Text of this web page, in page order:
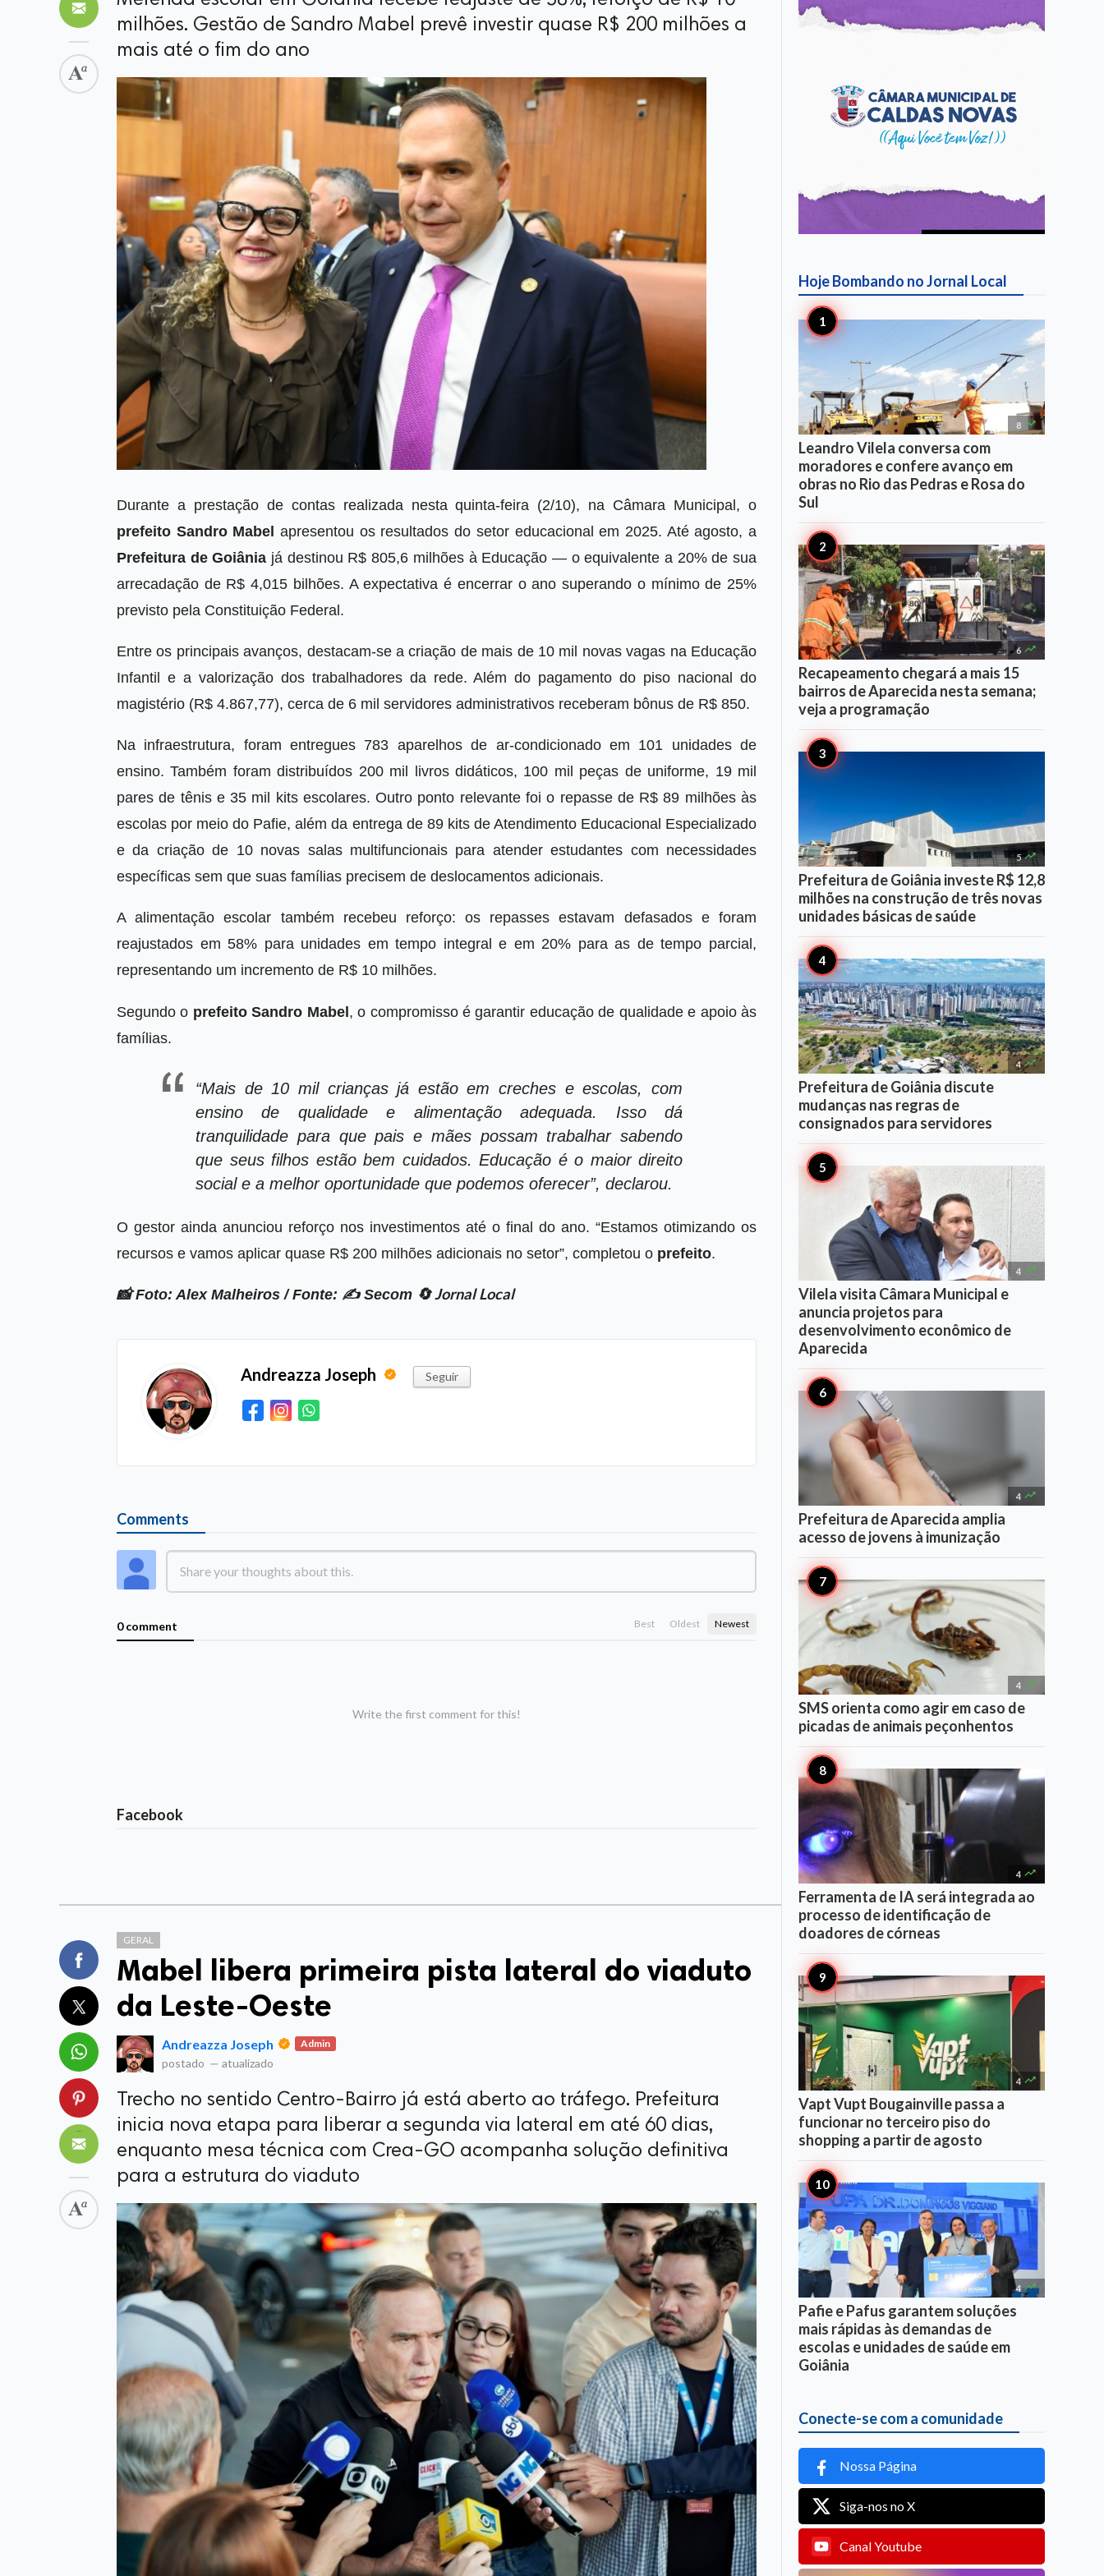
milhões. Gestão de Sandro Mabel prevê investir quase R$ 200 milhões a
mais até o fim do ano
Durante a prestação de contas realizada nesta quinta-feira (2/10), na Câmara Municipal, o
prefeito Sandro Mabel apresentou os resultados do setor educacional em 2025. Até agosto, a
Prefeitura de Goiânia já destinou R$ 805,6 milhões à Educação — o equivalente a 20% de sua
arrecadação de R$ 4,015 bilhões. A expectativa é encerrar o ano superando o mínimo de 25%
previsto pela Constituição Federal.
Entre os principais avanços, destacam-se a criação de mais de 10 mil novas vagas na Educação
Infantil e a valorização dos trabalhadores da rede. Além do pagamento do piso nacional do
magistério (R$ 4.867,77), cerca de 6 mil servidores administrativos receberam bônus de R$ 850.
Na infraestrutura, foram entregues 783 aparelhos de ar-condicionado em 101 unidades de
ensino. Também foram distribuídos 200 mil livros didáticos, 100 mil peças de uniforme, 19 mil
pares de tênis e 35 mil kits escolares. Outro ponto relevante foi o repasse de R$ 89 milhões às
escolas por meio do Pafie, além da entrega de 89 kits de Atendimento Educacional Especializado
e da criação de 10 novas salas multifuncionais para atender estudantes com necessidades
específicas sem que suas famílias precisem de deslocamentos adicionais.
A alimentação escolar também recebeu reforço: os repasses estavam defasados e foram
reajustados em 58% para unidades em tempo integral e em 20% para as de tempo parcial,
representando um incremento de R$ 10 milhões.
Segundo o prefeito Sandro Mabel, o compromisso é garantir educação de qualidade e apoio às
famílias.
“Mais de 10 mil crianças já estão em creches e escolas, com
ensino de qualidade e alimentação adequada. Isso dá
tranquilidade para que pais e mães possam trabalhar sabendo
que seus filhos estão bem cuidados. Educação é o maior direito
social e a melhor oportunidade que podemos oferecer”, declarou.
O gestor ainda anunciou reforço nos investimentos até o final do ano. “Estamos otimizando os
recursos e vamos aplicar quase R$ 200 milhões adicionais no setor”, completou o prefeito.
📸 Foto: Alex Malheiros / Fonte: ✍️ Secom 🔄 Jornal Local
Andreazza Joseph Seguir
Comments
0 comment Best Oldest Newest
Write the first comment for this!
Facebook
GERAL
Mabel libera primeira pista lateral do viaduto
da Leste-Oeste
Andreazza Joseph Admin
postado — atualizado
Trecho no sentido Centro-Bairro já está aberto ao tráfego. Prefeitura
inicia nova etapa para liberar a segunda via lateral em até 60 dias,
enquanto mesa técnica com Crea-GO acompanha solução definitiva
para a estrutura do viaduto
Hoje Bombando noJornal Local
8 
Leandro Vilela conversa com
moradores e confere avanço em
obras no Rio das Pedras e Rosa do
Sul
6 
Recapeamento chegará a mais 15
bairros de Aparecida nesta semana;
veja a programação
5 
Prefeitura de Goiânia investe R$ 12,8
milhões na construção de três novas
unidades básicas de saúde
4 
Prefeitura de Goiânia discute
mudanças nas regras de
consignados para servidores
4 
Vilela visita Câmara Municipal e
anuncia projetos para
desenvolvimento econômico de
Aparecida
4 
Prefeitura de Aparecida amplia
acesso de jovens à imunização
4 
SMS orienta como agir em caso de
picadas de animais peçonhentos
4 
Ferramenta de IA será integrada ao
processo de identificação de
doadores de córneas
4 
Vapt Vupt Bougainville passa a
funcionar no terceiro piso do
shopping a partir de agosto
4 
Pafie e Pafus garantem soluções
mais rápidas às demandas de
escolas e unidades de saúde em
Goiânia
Conecte-se com a comunidade
Nossa Página
Siga-nos no X
Canal Youtube